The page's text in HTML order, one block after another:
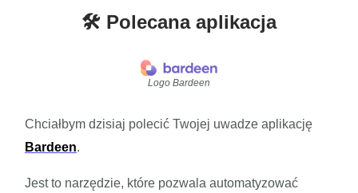
🛠️ Polecana aplikacja
Logo Bardeen
Chciałbym dzisiaj polecić Twojej uwadze aplikację
Bardeen.
Jest to narzędzie, które pozwala automatyzować